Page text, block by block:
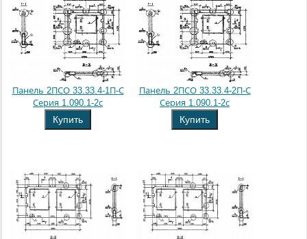
Панель 2ПСО 33.33.4-1П-С
Серия 1.090.1-2с
Купить
Панель 2ПСО 33.33.4-2П-С
Серия 1.090.1-2с
Купить